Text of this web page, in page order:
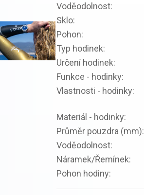
Voděodolnost:
Sklo:
Pohon:
Typ hodinek:
Určení hodinek:
Funkce - hodinky:
Vlastnosti - hodinky:
Materiál - hodinky:
Průměr pouzdra (mm):
Voděodolnost:
Náramek/Řemínek:
Pohon hodiny: